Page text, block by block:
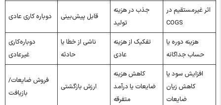
دوباره‌ کاری عادی قابل پیش‌بینی
جذب در هزینه
تولید
اثر غیرمستقیم در
COGS
دوباره‌کاری
غیرعادی
ناشی از خطا یا
حادثه
تفکیک از هزینه
عادی
هزینه دوره یا
حساب جداگانه
فروش ضایعات/
بازیافت
ارزش بازگشتی
کاهش هزینه
ضایعات یا درآمد
متفرقه
افزایش سود یا
کاهش زیان
ضایعات